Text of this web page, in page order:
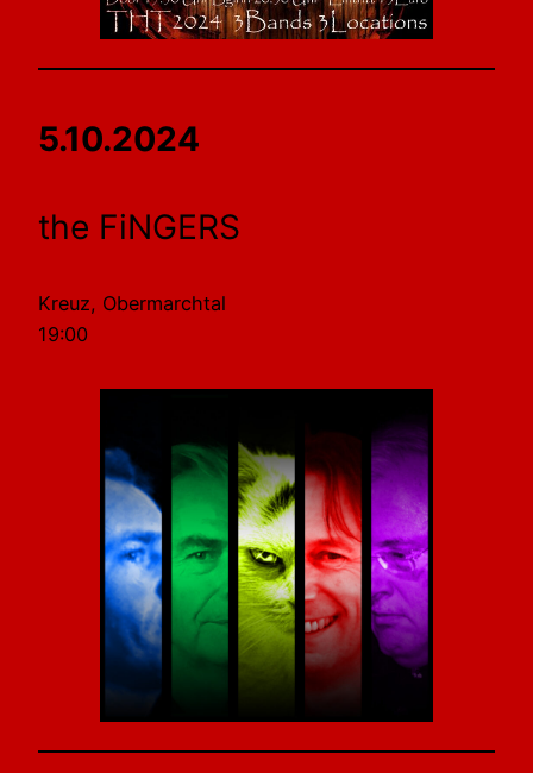
5.10.2024
the FiNGERS
Kreuz, Obermarchtal
19:00